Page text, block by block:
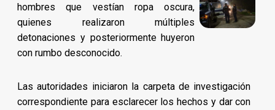
hombres que vestían ropa oscura,
quienes realizaron múltiples
detonaciones y posteriormente huyeron
con rumbo desconocido.
Las autoridades iniciaron la carpeta de investigación
correspondiente para esclarecer los hechos y dar con